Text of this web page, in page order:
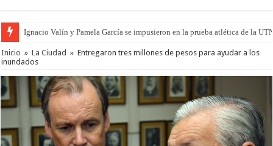
Ignacio Valín y Pamela García se impusieron en la prueba atlética de la
Inicio » La Ciudad » Entregaron tres millones de pesos para ayudar a los
inundados